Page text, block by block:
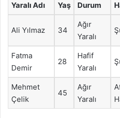
Yaralı Adı Yaş Durum
Ali Yılmaz 34
Ağır
Yaralı
Fatma
Demir
28
Hafif
Yaralı
Mehmet
Çelik
45
Ağır
Yaralı